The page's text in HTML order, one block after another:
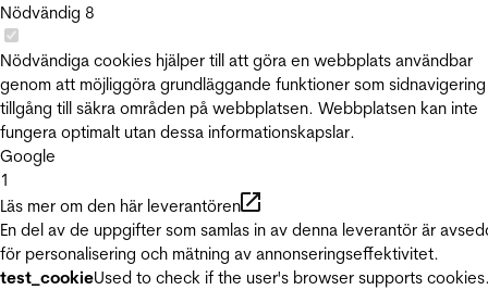
Nödvändig 8
Nödvändiga cookies hjälper till att göra en webbplats användbar
genom att möjliggöra grundläggande funktioner som
tillgång till säkra områden på webbplatsen. Webbplatsen kan inte
fungera optimalt utan dessa informationskapslar.
Google
1
Läs mer om den här leverantören
En del av de uppgifter som samlas in av denna leverantör är
för personalisering och mätning av annonseringseffektivitet.
test_cookieUsed to check if the user's browser supports